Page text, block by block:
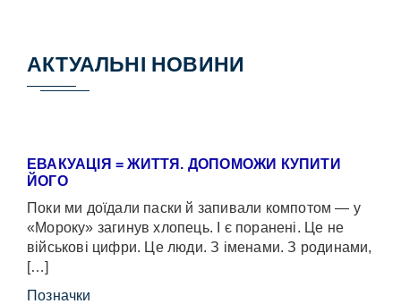
АКТУАЛЬНІ НОВИНИ
ЕВАКУАЦІЯ = ЖИТТЯ. ДОПОМОЖИ КУПИТИ
ЙОГО
Поки ми доїдали паски й запивали компотом — у
«Мороку» загинув хлопець. І є поранені. Це не
військові цифри. Це люди. З іменами. З родинами,
[…]
Позначки